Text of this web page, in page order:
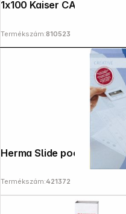
Termékszám:810523
Termékszám:421372